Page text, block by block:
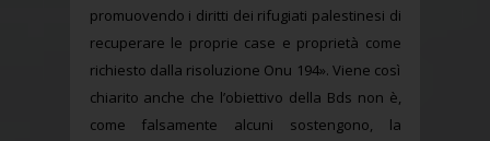
promuovendo i diritti dei rifugiati palestinesi di
recuperare le proprie case e proprietà come
richiesto dalla risoluzione Onu 194». Viene così
chiarito anche che l’obiettivo della Bds non è,
come falsamente alcuni sostengono, la